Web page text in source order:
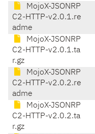
MojoX-JSONRP
C2-HTTP-v2.0.1.re
adme
MojoX-JSONRP
C2-HTTP-v2.0.1.ta
r.gz
MojoX-JSONRP
C2-HTTP-v2.0.2.re
adme
MojoX-JSONRP
C2-HTTP-v2.0.2.ta
r.gz